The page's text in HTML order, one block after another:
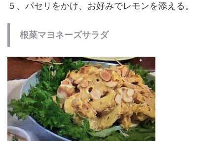
５、パセリをかけ、お好みでレモンを添える。
根菜マヨネーズサラダ